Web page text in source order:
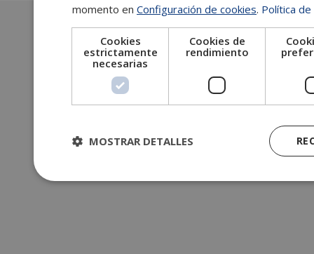
momento en Configuración de cookies. Política
Cookies
estrictamente
necesarias
Cookies de
rendimiento
MOSTRAR DETALLES